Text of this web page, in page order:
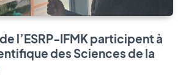
l’ESRP-IFMK participent à
des Sciences de la